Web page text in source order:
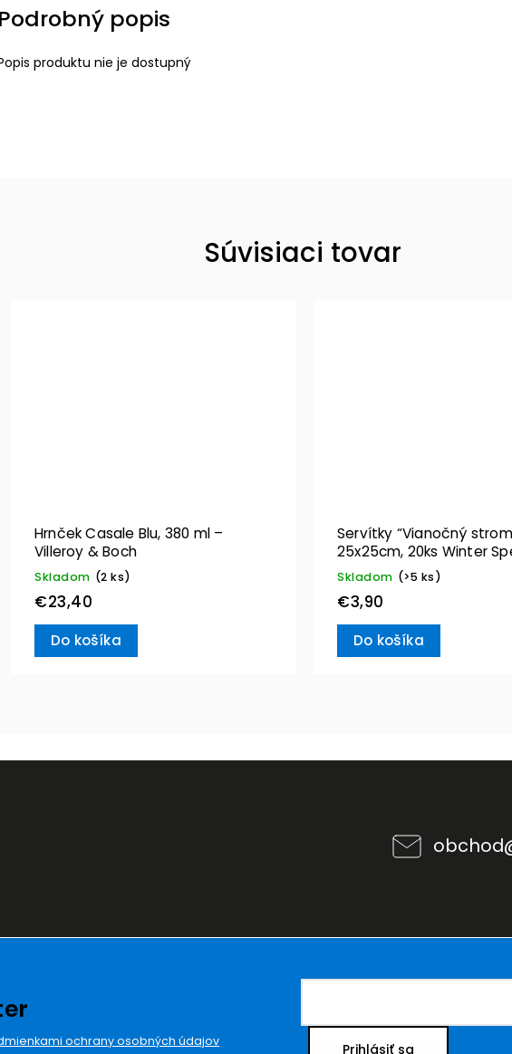
Podrobný popis
produktu nie je dostupný
Súvisiaci tovar
Hrnček Casale Blu, 380 ml –
Villeroy & Boch
Skladom (2 ks)
€23,40
Do košíka
Servítky “Vianočný
25x25cm, 20ks Winter
Villeroy & Boch
Skladom (>5 ks)
€3,90
Do košíka
obchod
ochrany osobných údajov Prihlásiť sa